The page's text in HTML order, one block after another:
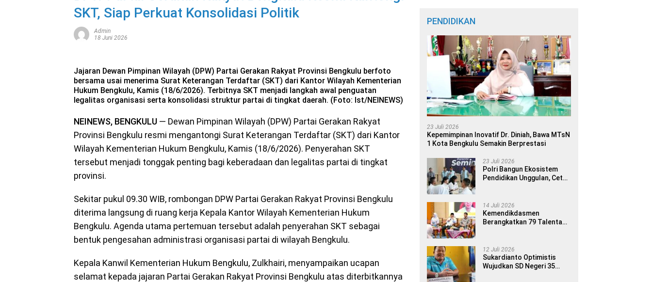
SKT, Siap Perkuat Konsolidasi Politik
Admin
18 Juni 2026
Jajaran Dewan Pimpinan Wilayah (DPW) Partai Gerakan Rakyat Provinsi Bengkulu berfoto
bersama usai menerima Surat Keterangan Terdaftar (SKT) dari Kantor Wilayah Kementerian
Hukum Bengkulu, Kamis (18/6/2026). Terbitnya SKT menjadi langkah awal penguatan
legalitas organisasi serta konsolidasi struktur partai di tingkat daerah. (Foto: Ist/NEINEWS)
NEINEWS, BENGKULU — Dewan Pimpinan Wilayah (DPW) Partai Gerakan Rakyat
Provinsi Bengkulu resmi mengantongi Surat Keterangan Terdaftar (SKT) dari Kantor
Wilayah Kementerian Hukum Bengkulu, Kamis (18/6/2026). Penyerahan SKT
tersebut menjadi tonggak penting bagi keberadaan dan legalitas partai di tingkat
provinsi.
Sekitar pukul 09.30 WIB, rombongan DPW Partai Gerakan Rakyat Provinsi Bengkulu
diterima langsung di ruang kerja Kepala Kantor Wilayah Kementerian Hukum
Bengkulu. Agenda utama pertemuan tersebut adalah penyerahan SKT sebagai
bentuk pengesahan administrasi organisasi partai di wilayah Bengkulu.
Kepala Kanwil Kementerian Hukum Bengkulu, Zulkhairi, menyampaikan ucapan
selamat kepada jajaran Partai Gerakan Rakyat Provinsi Bengkulu atas diterbitkannya
PENDIDIKAN
23 Juli 2026
Kepemimpinan Inovatif Dr. Diniah, Bawa MTsN
1 Kota Bengkulu Semakin Berprestasi
23 Juli 2026
Polri Bangun Ekosistem
Pendidikan Unggulan, Cetak
14 Juli 2026
Kemendikdasmen
Berangkatkan 79 Talenta
12 Juli 2026
Sukardianto Optimistis
Wujudkan SD Negeri 35